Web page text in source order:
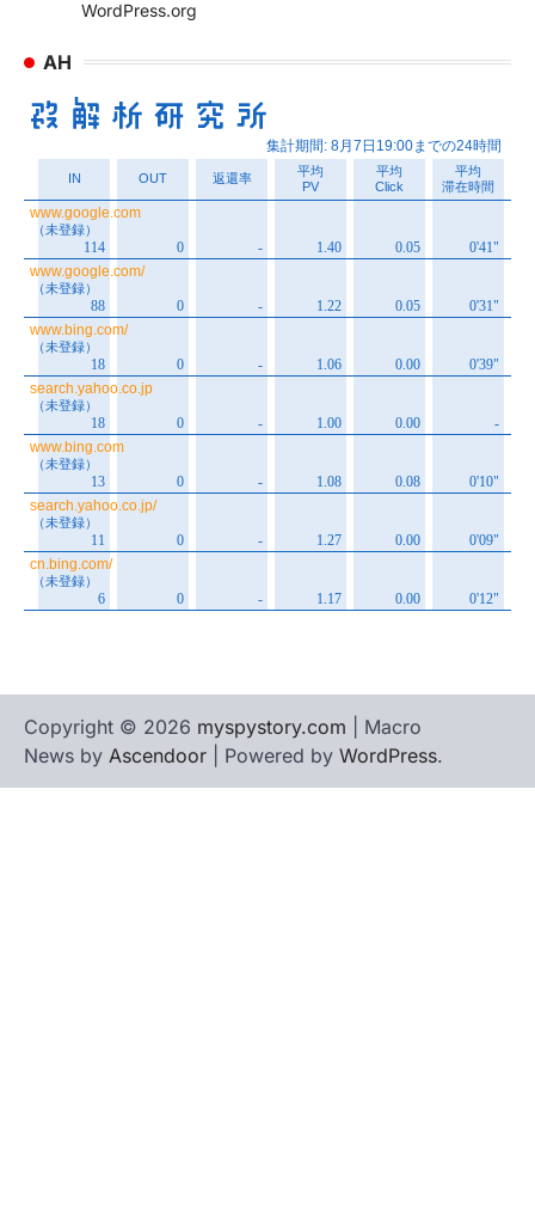
WordPress.org
AH
Copyright © 2026 myspystory.com | Macro
News by Ascendoor | Powered by WordPress.